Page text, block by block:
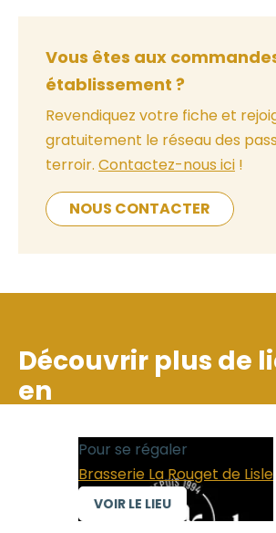
Vous êtes aux
établissement ?
Revendiquez votre fiche et
gratuitement le réseau des
terroir. Contactez-nous ici !
NOUS CONTACTER
Découvrir plus de
en
Pour se régaler
Brasserie La Rouget de Lisle
VOIR LE LIEU